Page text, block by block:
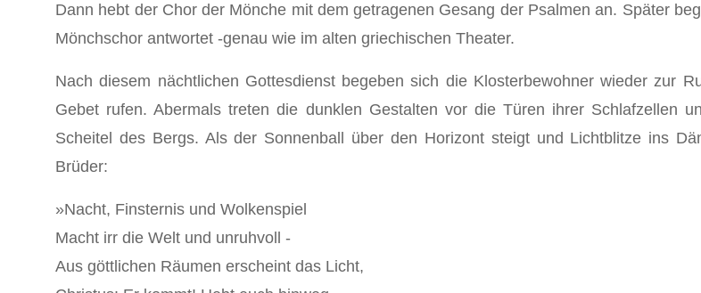
Dann hebt der Chor der Mönche mit dem ge­tragenen Gesang der Psalmen an. Später
Mönchschor antwortet -genau wie im alten griechischen Theater.
Nach diesem nächtlichen Gottesdienst begeben sich die Klo­sterbewohner wieder zur
Gebet rufen. Abermals treten die dunklen Gestalten vor die Türen ihrer Schlafzellen
Scheitel des Bergs. Als der Sonnenball über den Horizont steigt und Lichtblitze ins
Brüder:
»Nacht, Finsternis und Wolkenspiel
Macht irr die Welt und unruhvoll -
Aus göttlichen Räumen erscheint das Licht,